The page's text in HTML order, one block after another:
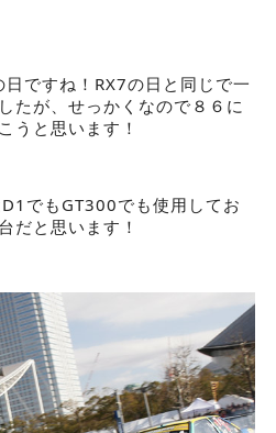
ですね！RX7の日と同じで一
たが、せっかくなので８６に
うと思います！
でもGT300でも使用してお
だと思います！